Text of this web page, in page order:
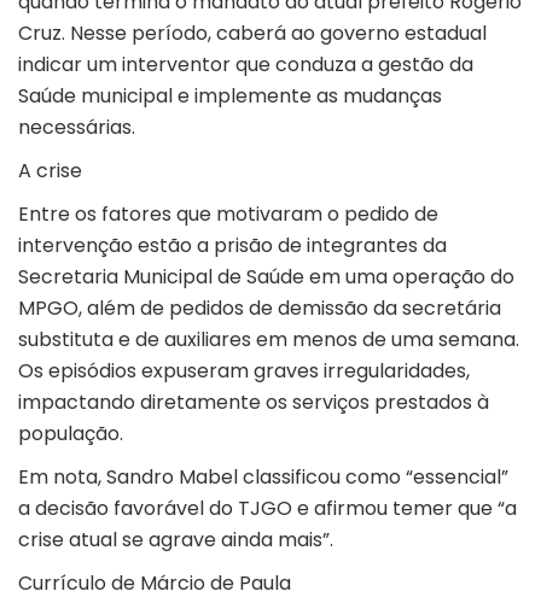
Cruz. Nesse período, caberá ao governo estadual
indicar um interventor que conduza a gestão da
Saúde municipal e implemente as mudanças
necessárias.
A crise
Entre os fatores que motivaram o pedido de
intervenção estão a prisão de integrantes da
Secretaria Municipal de Saúde em uma operação do
MPGO, além de pedidos de demissão da secretária
substituta e de auxiliares em menos de uma semana.
Os episódios expuseram graves irregularidades,
impactando diretamente os serviços prestados à
população.
Em nota, Sandro Mabel classificou como “essencial”
a decisão favorável do TJGO e afirmou temer que “a
crise atual se agrave ainda mais”.
Currículo de Márcio de Paula